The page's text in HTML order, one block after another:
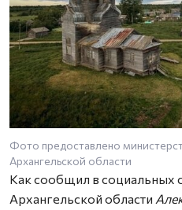
Фото предоставлено
Архангельской области
Как сообщил в социальных
Архангельской области